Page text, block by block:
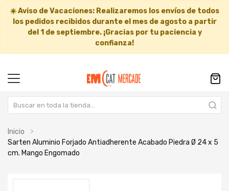
☀️Aviso de Vacaciones: Realizaremos los envíos de todos
los pedidos recibidos durante el mes de agosto a partir
del 1 de septiembre. ¡Gracias por tu paciencia y
confianza!
Inicio
Sarten Aluminio Forjado Antiadherente Acabado Piedra Ø 24 x 5
cm. Mango Engomado